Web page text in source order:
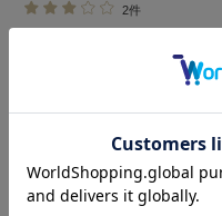
ト マタニティ・産後
2件
お気に入